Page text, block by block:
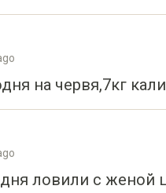
на червя,7кг
ловили с женой